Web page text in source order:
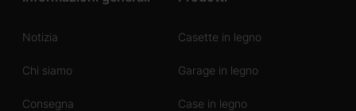
Notizia
Chi siamo
Consegna
Casette in legno
Garage in legno
Case in legno